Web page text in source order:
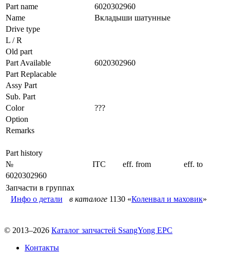
Part name
6020302960
Name
Вкладыши шатунные
Drive type
L / R
Old part
Part Available
6020302960
Part Replacable
Assy Part
Sub. Part
Color
???
Option
Remarks
Part history
№
ITC eff. from
eff. to
6020302960
Запчасти в группах
Инфо о детали
в каталоге 1130 «Коленвал и маховик»
© 2013–2026 Каталог запчастей SsangYong EPC
Контакты